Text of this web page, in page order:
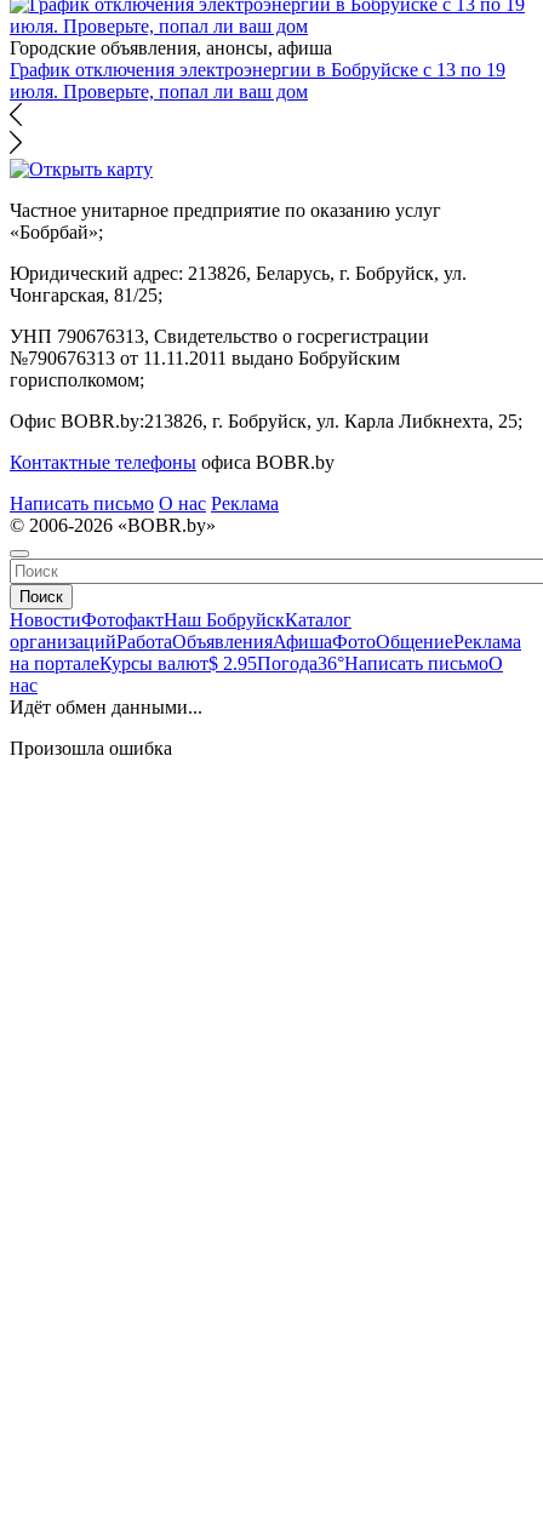
Городские объявления, анонсы, афиша
График отключения электроэнергии в Бобруйске с 13 по 19
июля. Проверьте, попал ли ваш дом
Частное унитарное предприятие по оказанию услуг
«Бобрбай»;
Юридический адрес: 213826, Беларусь, г. Бобруйск, ул.
Чонгарская, 81/25;
УНП 790676313, Свидетельство о госрегистрации
№790676313 от 11.11.2011 выдано Бобруйским
горисполкомом;
Офис BOBR.by:213826, г. Бобруйск, ул. Карла Либкнехта, 25;
Контактные телефоны офиса BOBR.by
Написать письмо О нас Реклама
© 2006-2026 «BOBR.by»
Поиск
НовостиФотофактНаш БобруйскКаталог
организацийРаботаОбъявленияАфишаФотоОбщениеРеклама
на порталеКурсы валют$ 2.95Погода36°Написать письмоО
нас
Идёт обмен данными...
Произошла ошибка